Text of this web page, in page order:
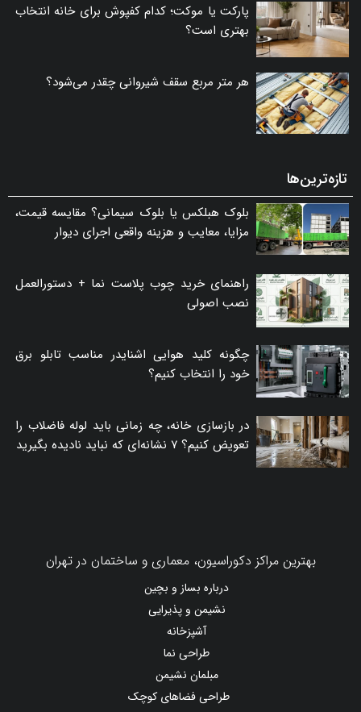
پارکت یا موکت؛ کدام کفپوش برای خانه انتخاب
بهتری است؟
هر متر مربع سقف شیروانی چقدر می‌شود؟
تازه‌ترین‌ها
بلوک هبلکس یا بلوک سیمانی؟ مقایسه قیمت،
مزایا، معایب و هزینه واقعی اجرای دیوار
راهنمای خرید چوب پلاست نما + دستورالعمل
نصب اصولی
چگونه کلید هوایی اشنایدر مناسب تابلو برق
خود را انتخاب کنیم؟
در بازسازی خانه، چه زمانی باید لوله فاضلاب را
تعویض کنیم؟ ۷ نشانه‌ای که نباید نادیده بگیرید
بهترین مراکز دکوراسیون، معماری و ساختمان در تهران
درباره بساز و بچین
نشیمن و پذیرایی
آشپزخانه
طراحی نما
مبلمان نشیمن
طراحی فضاهای کوچک